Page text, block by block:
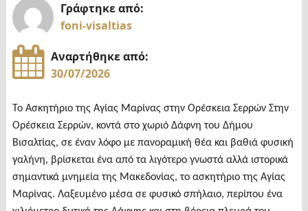
Γράφτηκε από:
foni-visaltias
Αναρτήθηκε από:
30/07/2026
Το Ασκητήριο της Αγίας Μαρίνας στην Ορέσκεια Σερρών Στην
Ορέσκεια Σερρών, κοντά στο χωριό Δάφνη του Δήμου
Βισαλτίας, σε έναν λόφο με πανοραμική θέα και βαθιά φυσική
γαλήνη, βρίσκεται ένα από τα λιγότερο γνωστά αλλά ιστορικά
σημαντικά μνημεία της Μακεδονίας, το ασκητήριο της Αγίας
Μαρίνας. Λαξευμένο μέσα σε φυσικό σπήλαιο, περίπου ένα